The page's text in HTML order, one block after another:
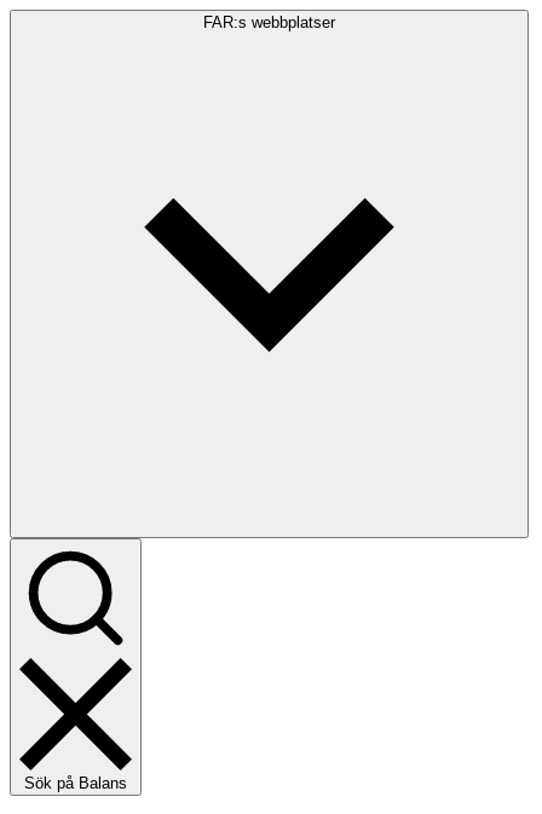
FAR:s webbplatser
Sök på Balans